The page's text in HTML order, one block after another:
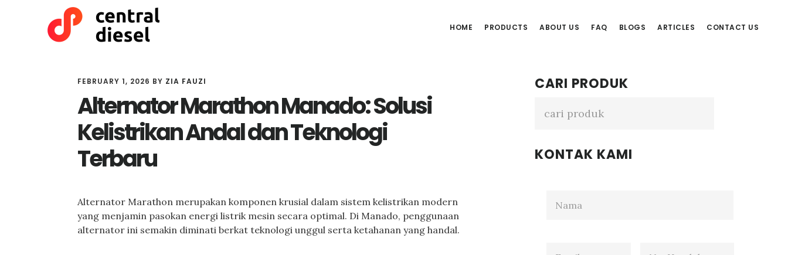
HOME PRODUCTS ABOUT US FAQ BLOGS ARTICLES CONTACT US
FEBRUARY 1, 2026 BY ZIA FAUZI
Alternator Marathon Manado: Solusi
Kelistrikan Andal dan Teknologi
Terbaru
Alternator Marathon merupakan komponen krusial dalam sistem kelistrikan modern
yang menjamin pasokan energi listrik mesin secara optimal. Di Manado, penggunaan
alternator ini semakin diminati berkat teknologi unggul serta ketahanan yang handal.
Primary
Sidebar
CARI PRODUK
KONTAK KAMI